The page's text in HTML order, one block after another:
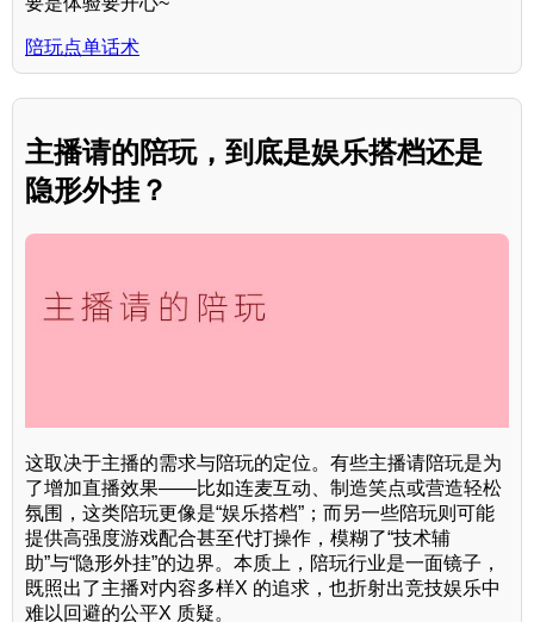
陪玩点单话术
主播请的陪玩，到底是娱乐搭档还是
隐形外挂？
这取决于主播的需求与陪玩的定位。有些主播请陪玩是为
了增加直播效果——比如连麦互动、制造笑点或营造轻松
氛围，这类陪玩更像是“娱乐搭档”；而另一些陪玩则可能
提供高强度游戏配合甚至代打操作，模糊了“技术辅
助”与“隐形外挂”的边界。本质上，陪玩行业是一面镜子，
既照出了主播对内容多样X 的追求，也折射出竞技娱乐中
难以回避的公平X 质疑。